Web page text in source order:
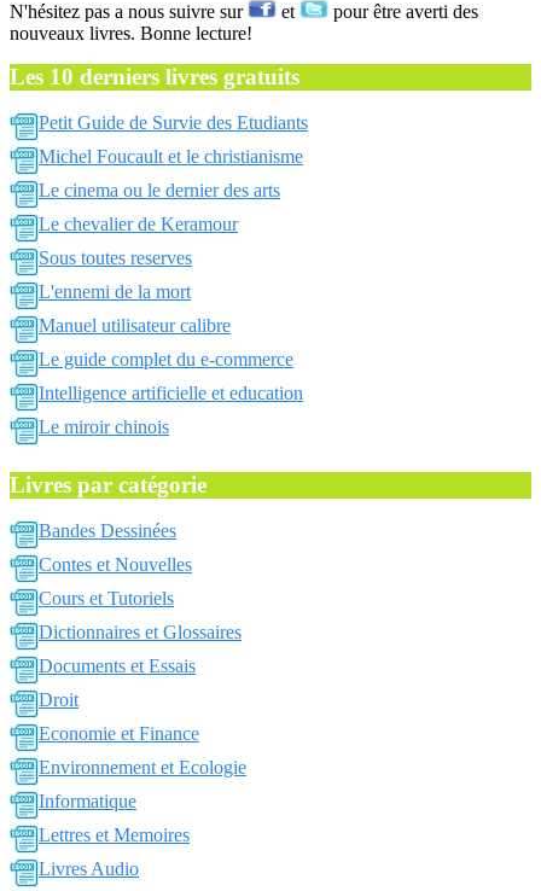
N'hésitez pas a nous suivre sur et
pour être averti des
nouveaux livres. Bonne lecture!
Les 10 derniers livres gratuits
Petit Guide de Survie des Etudiants
Michel Foucault et le christianisme
Le cinema ou le dernier des arts
Le chevalier de Keramour
Sous toutes reserves
L'ennemi de la mort
Manuel utilisateur calibre
Le guide complet du e-commerce
Intelligence artificielle et education
Le miroir chinois
Livres par catégorie
Bandes Dessinées
Contes et Nouvelles
Cours et Tutoriels
Dictionnaires et Glossaires
Documents et Essais
Droit
Economie et Finance
Environnement et Ecologie
Informatique
Lettres et Memoires
Livres Audio